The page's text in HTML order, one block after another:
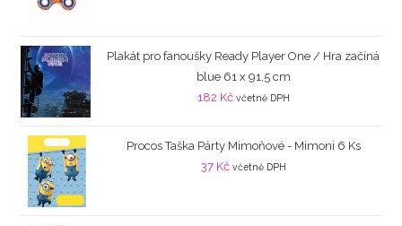
Plakát pro fanoušky Ready Player One / Hra začíná
blue 61 x 91,5 cm
182 Kč včetně DPH
Procos Taška Párty Mimoňové - Mimoni 6 Ks
37 Kč včetně DPH